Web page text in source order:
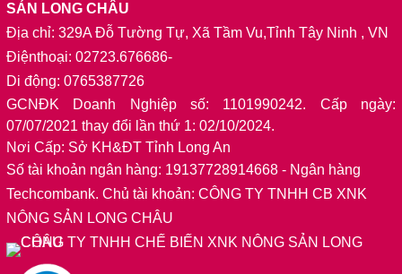
SẢN LONG CHÂU
Địa chỉ: 329A Đỗ Tường Tự, Xã Tầm Vu,Tỉnh Tây Ninh , VN
Điệnthoại: 02723.676686-
Di động: 0765387726
GCNĐK Doanh Nghiệp số: 1101990242. Cấp ngày:
07/07/2021 thay đổi lần thứ 1: 02/10/2024.
Nơi Cấp: Sở KH&ĐT Tỉnh Long An
Số tài khoản ngân hàng: 19137728914668- Ngân hàng
Techcombank. Chủ tài khoản: CÔNG TY TNHH CB XNK
NÔNG SẢN LONG CHÂU